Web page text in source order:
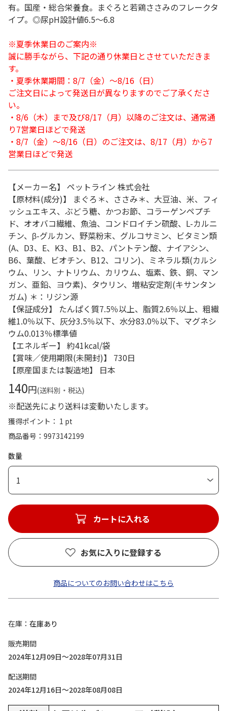
有。国産・総合栄養食。まぐろと若鶏ささみのフレークタ
イプ。◎尿pH設計値6.5～6.8
※夏季休業日のご案内※
誠に勝手ながら、下記の通り休業日とさせていただきま
す。
・夏季休業期間：8/7（金）～8/16（日）
ご注文日によって発送日が異なりますのでご了承くださ
い。
・8/6（木）まで及び8/17（月）以降のご注文は、通常通
り7営業日ほどで発送
・8/7（金）～8/16（日）のご注文は、8/17（月）から7
営業日ほどで発送
【メーカー名】 ペットライン 株式会社
【原材料(成分)】 まぐろ＊、ささみ＊、大豆油、米、フィ
ッシュエキス、ぶどう糖、かつお節、コラーゲンペプチ
ド、オオバコ繊維、魚油、コンドロイチン硫酸、L-カルニ
チン、β-グルカン、野菜粉末、グルコサミン、ビタミン類
(A、D3、E、K3、B1、B2、パントテン酸、ナイアシン、
B6、葉酸、ビオチン、B12、コリン)、ミネラル類(カルシ
ウム、リン、ナトリウム、カリウム、塩素、鉄、銅、マン
ガン、亜鉛、ヨウ素)、タウリン、増粘安定剤(キサンタン
ガム) ＊：リジン源
【保証成分】 たんぱく質7.5％以上、脂質2.6％以上、粗繊
維1.0％以下、灰分3.5％以下、水分83.0％以下、マグネシ
ウム0.013％標準値
【エネルギー】 約41kcal/袋
【賞味／使用期限(未開封)】 730日
【原産国または製造地】 日本
140円(送料別・税込)
※配送先により送料は変動いたします。
獲得ポイント： 1 pt
商品番号
9973142199
数量
1
カートに入れる
お気に入りに登録する
商品についてのお問い合わせはこちら
在庫
在庫あり
販売期間
2024年12月09日～2028年07月31日
配送期間
2024年12月16日～2028年08月08日